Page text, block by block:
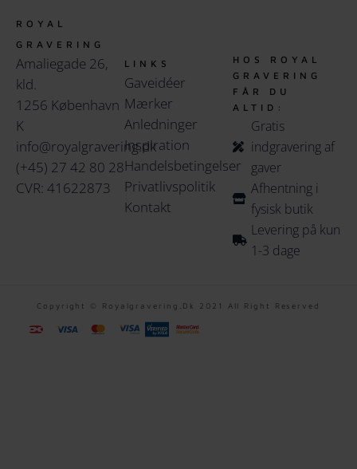
ROYAL
GRAVERING
Amaliegade 26,
kld.
1256 København
K
info@royalgravering.dk
(+45) 27 42 80 28
CVR: 41622873
LINKS
Gaveidéer
Mærker
Anledninger
Inspiration
Handelsbetingelser
Privatlivspolitik
Kontakt
HOS ROYAL
GRAVERING
FÅR DU
ALTID:
Gratis
indgravering af
gaver
Afhentning i
fysisk butik
Levering på kun
1-3 dage
Copyright © Royalgravering.dk 2021 All Right Reserved